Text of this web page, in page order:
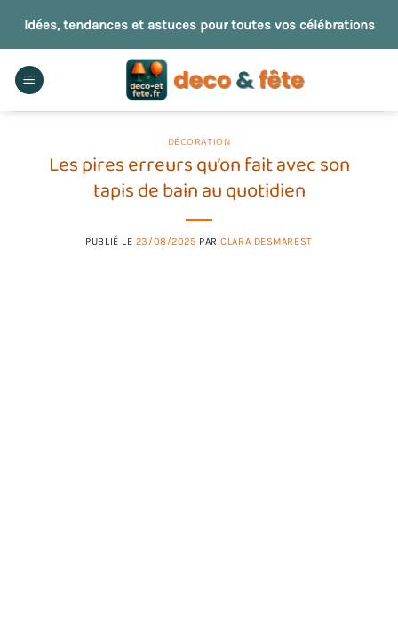
contenu
Idées, tendances et astuces pour toutes vos célébrations
DÉCORATION
Les pires erreurs qu’on fait avec son
tapis de bain au quotidien
PUBLIÉ LE 23/08/2025 PARCLARA DESMAREST